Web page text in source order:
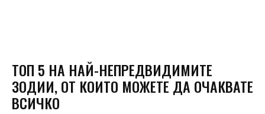
ТОП 5 НА НАЙ-НЕПРЕДВИДИМИТЕ
ЗОДИИ, ОТ КОИТО МОЖЕТЕ ДА ОЧАКВАТЕ
ВСИЧКО